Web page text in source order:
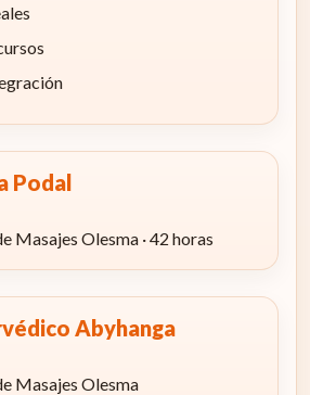
Podal
Masajes Olesma · 42 horas
Abyhanga
Masajes Olesma